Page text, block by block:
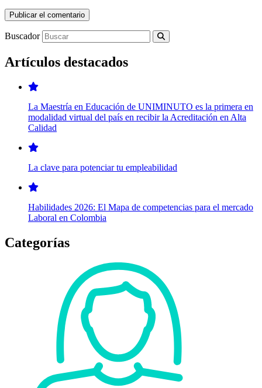
Buscador
Artículos destacados
La Maestría en Educación de UNIMINUTO es la primera en
modalidad virtual del país en recibir la Acreditación en Alta
Calidad
La clave para potenciar tu empleabilidad
Habilidades 2026: El Mapa de competencias para el mercado
Laboral en Colombia
Categorías